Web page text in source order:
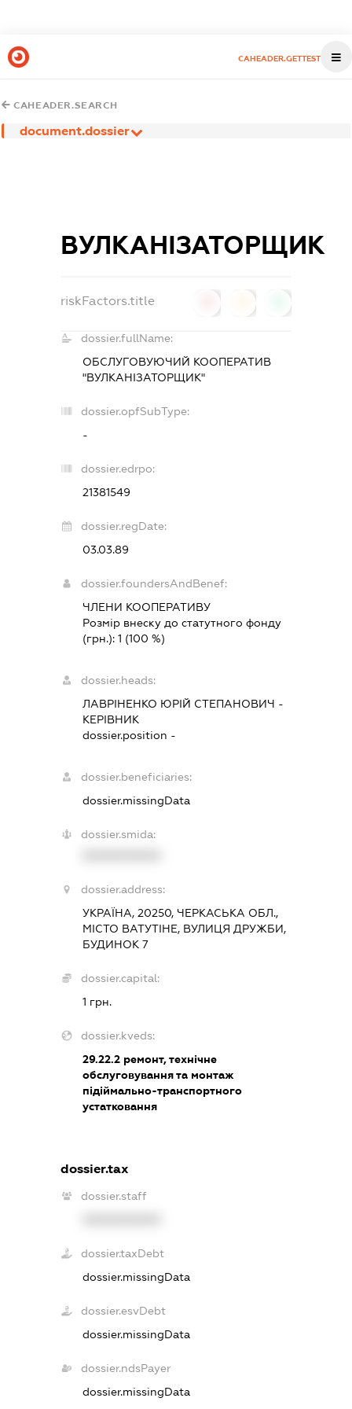
CAHEADER.GETTEST
CAHEADER.SEARCH
document.dossier
ВУЛКАНІЗАТОРЩИК
riskFactors.title
dossier.fullName:
ОБСЛУГОВУЮЧИЙ КООПЕРАТИВ
"ВУЛКАНІЗАТОРЩИК"
dossier.opfSubType:
-
dossier.edrpo:
21381549
dossier.regDate:
03.03.89
dossier.foundersAndBenef:
ЧЛЕНИ КООПЕРАТИВУ
Розмір внеску до статутного фонду
(грн.): 1 (100 %)
dossier.heads:
ЛАВРІНЕНКО ЮРІЙ СТЕПАНОВИЧ -
КЕРІВНИК
dossier.position -
dossier.beneficiaries:
dossier.missingData
dossier.smida:
dossier.address:
УКРАЇНА, 20250, ЧЕРКАСЬКА ОБЛ.,
МІСТО ВАТУТІНЕ, ВУЛИЦЯ ДРУЖБИ,
БУДИНОК 7
dossier.capital:
1 грн.
dossier.kveds:
29.22.2ремонт, технічне
обслуговування та монтаж
підіймально-транспортного
устатковання
dossier.tax
dossier.staff
dossier.taxDebt
dossier.missingData
dossier.esvDebt
dossier.missingData
dossier.ndsPayer
dossier.missingData